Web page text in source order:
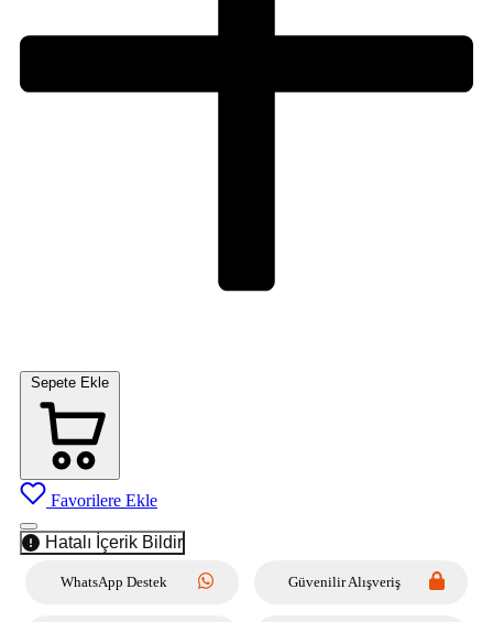
Sepete Ekle
Favorilere Ekle
Hatalı İçerik Bildir
WhatsApp Destek Güvenilir Alışveriş